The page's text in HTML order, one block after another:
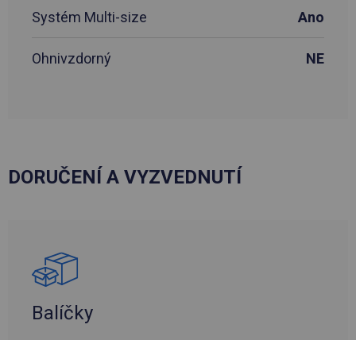
Systém Multi-size Ano
Ohnivzdorný NE
DORUČENÍ A VYZVEDNUTÍ
Balíčky